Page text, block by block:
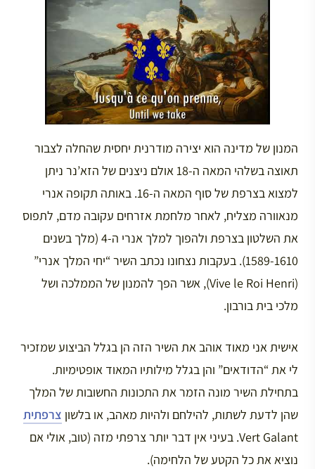
המנון של מדינה הוא יצירה מודרנית יחסית שהחלה לצבור
תאוצה בשלהי המאה ה-18 אולם ניצנים של הזא’נר ניתן
למצוא בצרפת של סוף המאה ה-16. באותה תקופה אנרי
מנאוורה מצליח, לאחר מלחמת אזרחים עקובה מדם, לתפוס
את השלטון בצרפת ולהפוך למלך אנרי ה-4 (מלך בשנים
1589-1610). בעקבות נצחונו נכתב השיר “יחי המלך אנרי”
(Vive le Roi Henri), אשר הפך להמנון של הממלכה ושל
מלכי בית בורבון.
אישית אני מאוד אוהב את השיר הזה הן בגלל הביצוע שמזכיר
לי את “הדודאים” והן בגלל מילותיו המאוד אופטימיות.
בתחילת השיר מונה הזמר את התכונות החשובות של המלך
שהן לדעת לשתות, להילחם ולהיות מאהב, או בלשון צרפתית
Vert Galant. בעיני אין דבר יותר צרפתי מזה (טוב, אולי אם
נוציא את כל הקטע של הלחימה).